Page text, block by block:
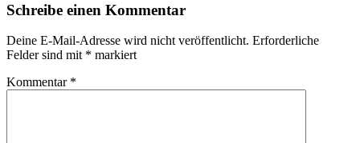
Schreibe einen Kommentar
Deine E-Mail-Adresse wird nicht veröffentlicht. Erforderliche
Felder sind mit * markiert
Kommentar *